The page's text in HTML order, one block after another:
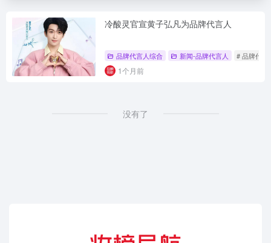
冷酸灵官宣黄子弘凡为品牌代言人
品牌代言人综合 新闻-品牌代言人 # 品牌代言
1个月前
没有了